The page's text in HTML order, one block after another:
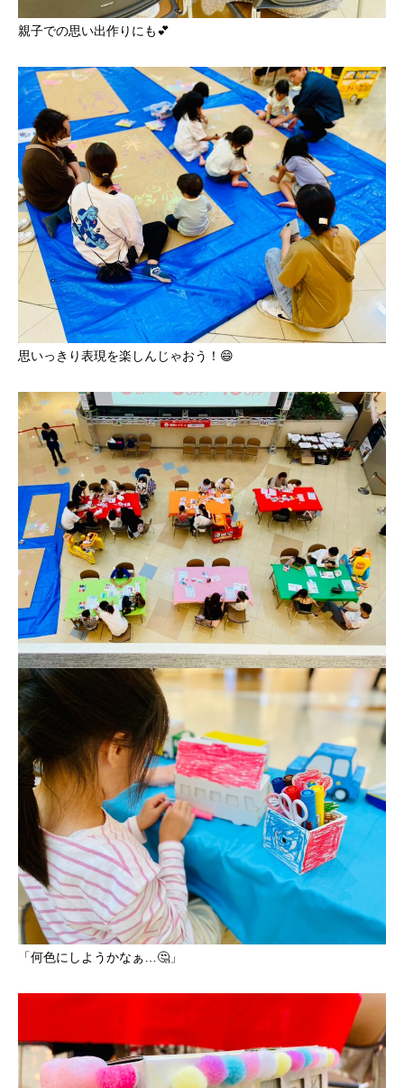
親子での思い出作りにも💕
思いっきり表現を楽しんじゃおう！😄
「何色にしようかなぁ…🤔」